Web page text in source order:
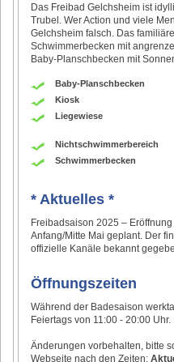
Das Freibad Gelchsheim ist
Trubel. Wer Action und viele
Gelchsheim falsch. Das
Schwimmerbecken mit
Baby-Planschbecken mit
Baby-Planschbecken
Kiosk
Liegewiese
Nichtschwimmerbereich
Schwimmerbecken
* Aktuelles *
Freibadsaison 2025 –
Anfang/Mitte Mai geplant. Der
offizielle Kanäle bekannt
Öffnungszeiten
Während der Badesaison
Feiertags von 11:00 - 20:00 Uhr.
Änderungen vorbehalten, bitte
Webseite nach den Zeiten: